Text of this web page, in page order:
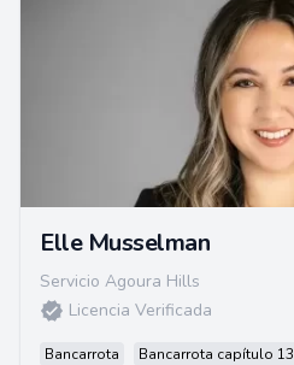
Elle Musselman
Servicio Agoura Hills
Licencia Verificada
Bancarrota Bancarrota capítulo 13